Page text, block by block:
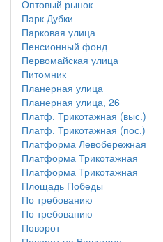
Оптовый рынок
Парк Дубки
Парковая улица
Пенсионный фонд
Первомайская улица
Питомник
Планерная улица
Планерная улица, 26
Платф. Трикотажная (выс.)
Платф. Трикотажная (пос.)
Платформа Левобережная
Платформа Трикотажная
Платформа Трикотажная
Площадь Победы
По требованию
По требованию
Поворот